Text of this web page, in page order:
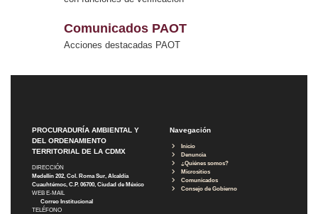
Comunicados PAOT
Acciones destacadas PAOT
PROCURADURÍA AMBIENTAL Y
DEL ORDENAMIENTO
TERRITORIAL DE LA CDMX
DIRECCIÓN
Medellín 202, Col. Roma Sur, Alcaldía
Cuauhtémoc, C.P. 06700, Ciudad de México
WEB E-MAIL
Correo Institucional
TELÉFONO
Navegación
Inicio
Denuncia
¿Quiénes somos?
Micrositios
Comunicados
Consejo de Gobierno